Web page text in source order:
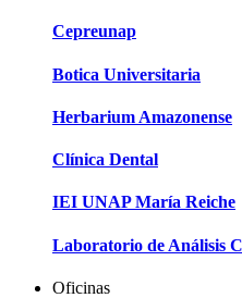
Cepreunap
Botica Universitaria
Herbarium Amazonense
Clínica Dental
IEI UNAP María Reiche
Laboratorio de Análisis
Oficinas